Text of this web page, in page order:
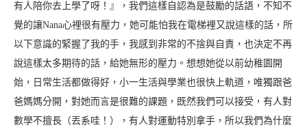
有人陪你去上學了呀！』，我們這樣自認為是鼓勵的話語，不知不
覺的讓Nana心裡很有壓力，她可能怕我在電梯裡又說這樣的話，所
以下意識的緊握了我的手，我感到非常的不捨與自責，也決定不再
說這樣太多期待的話，給她無形的壓力。想想她從以前幼稚園開
始，日常生活都做得好，小一生活與學業也很快上軌道，唯獨跟爸
爸媽媽分開，對她而言是很難的課題，既然我們可以接受，有人對
數學不擅長（丟系哇！），有人對運動特別拿手，所以我們為什麼